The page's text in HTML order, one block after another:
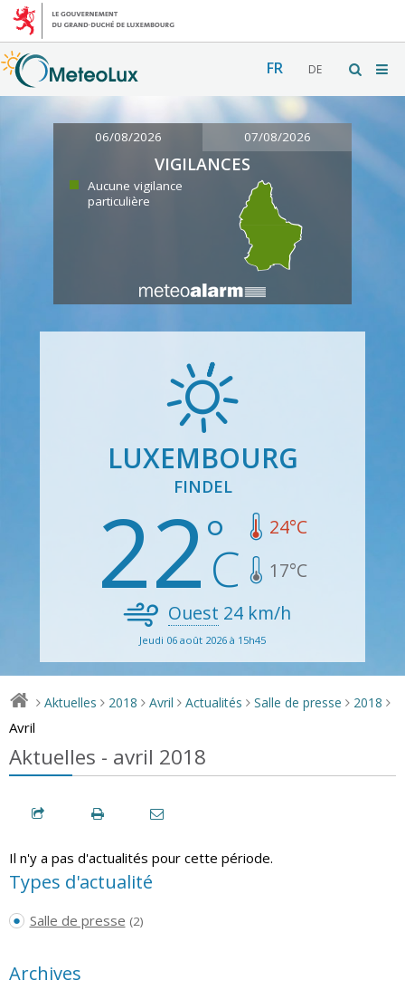
FR DE
06/08/2026 07/08/2026
VIGILANCES
Aucune vigilance
particulière
LUXEMBOURG
FINDEL
22 24°C
17°C
Ouest 24 km/h
Jeudi 06 août 2026 à 15h45
> Aktuelles > 2018 > Avril > Actualités > Salle de presse > 2018 >
Avril
Aktuelles - avril 2018
Il n'y a pas d'actualités pour cette période.
Types d'actualité
Salle de presse (2)
Archives